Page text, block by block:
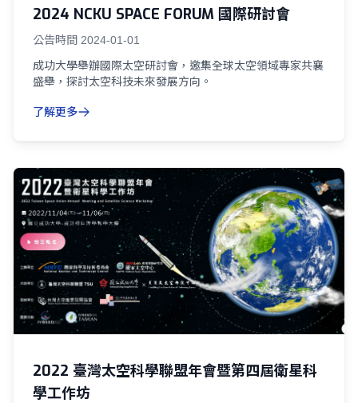
2024 NCKU SPACE FORUM 國際研討會
公告時間 2024-01-01
成功大學舉辦國際太空研討會，邀集全球太空領域專家共襄
盛舉，探討太空科技未來發展方向。
了解更多
05
2022 臺灣太空科學聯盟年會暨第四屆衛星科
學工作坊